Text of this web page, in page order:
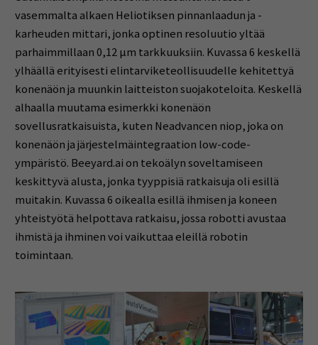
vasemmalta alkaen Heliotiksen pinnanlaadun ja -
karheuden mittari, jonka optinen resoluutio yltää
parhaimmillaan 0,12 µm tarkkuuksiin. Kuvassa 6 keskellä
ylhäällä erityisesti elintarviketeollisuudelle kehitettyä
konenäön ja muunkin laitteiston suojakoteloita. Keskellä
alhaalla muutama esimerkki konenäön
sovellusratkaisuista, kuten Neadvancen niop, joka on
konenäön ja järjestelmäintegraation low-code-
ympäristö. Beeyard.ai on tekoälyn soveltamiseen
keskittyvä alusta, jonka tyyppisiä ratkaisuja oli esillä
muitakin. Kuvassa 6 oikealla esillä ihmisen ja koneen
yhteistyötä helpottava ratkaisu, jossa robotti avustaa
ihmistä ja ihminen voi vaikuttaa eleillä robotin
toimintaan.